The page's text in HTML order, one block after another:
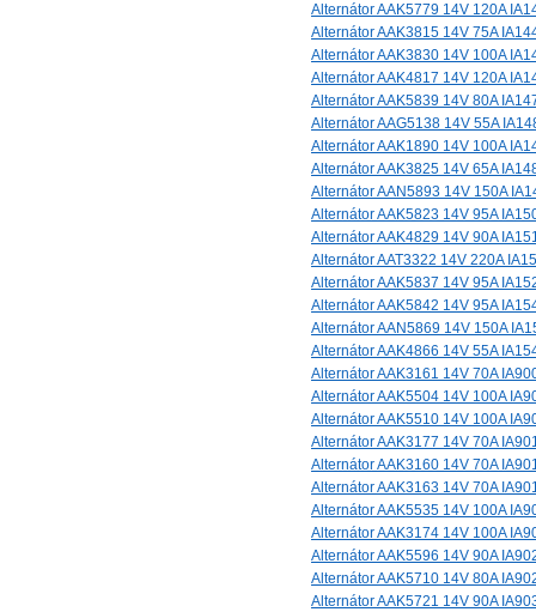
Alternátor AAK5779 14V 120A
Alternátor AAK3815 14V 75A
Alternátor AAK3830 14V 100A
Alternátor AAK4817 14V 120A
Alternátor AAK5839 14V 80A
Alternátor AAG5138 14V 55A
Alternátor AAK1890 14V 100A
Alternátor AAK3825 14V 65A
Alternátor AAN5893 14V 150A
Alternátor AAK5823 14V 95A
Alternátor AAK4829 14V 90A
Alternátor AAT3322 14V 220A
Alternátor AAK5837 14V 95A
Alternátor AAK5842 14V 95A
Alternátor AAN5869 14V 150A
Alternátor AAK4866 14V 55A
Alternátor AAK3161 14V 70A
Alternátor AAK5504 14V 100A
Alternátor AAK5510 14V 100A
Alternátor AAK3177 14V 70A
Alternátor AAK3160 14V 70A
Alternátor AAK3163 14V 70A
Alternátor AAK5535 14V 100A
Alternátor AAK3174 14V 100A
Alternátor AAK5596 14V 90A
Alternátor AAK5710 14V 80A
Alternátor AAK5721 14V 90A